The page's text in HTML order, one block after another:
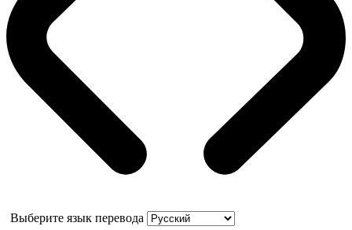
Выберите язык перевода